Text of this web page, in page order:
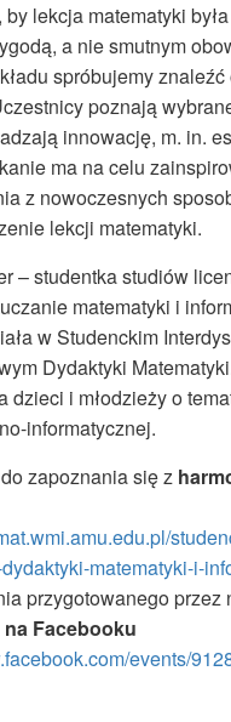
lekcja matematyki
a nie smutnym
spróbujemy
poznają
innowację, m. in.
ma na celu
z nowoczesnych
lekcji matematyki.
– studentka studiów
matematyki i
w Studenckim
Dydaktyki
dzieci i młodzieży o
informatycznej.
zapoznania się z
matematyki-i-
przygotowanego przez
Facebooku
events/